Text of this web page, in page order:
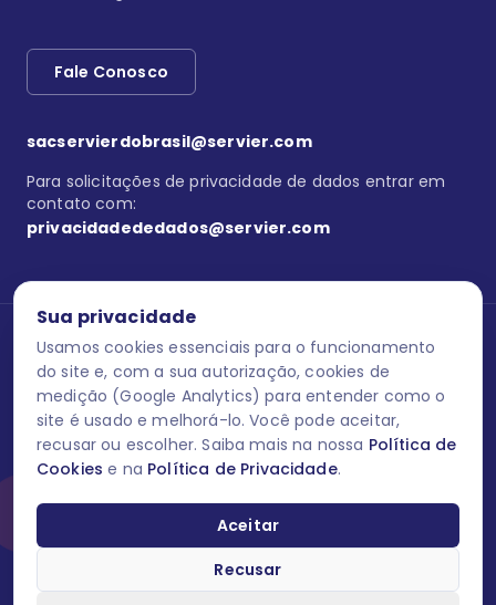
Sua privacidade
Usamos cookies essenciais para o funcionamento
do site e, com a sua autorização, cookies de
medição (Google Analytics) para entender como o
site é usado e melhorá-lo. Você pode aceitar,
recusar ou escolher. Saiba mais na nossa Política de
Cookies e na Política de Privacidade.
Aceitar
Recusar
Fale Conosco
sacservierdobrasil@servier.com
Para solicitações de privacidade de dados entrar em
contato com:
privacidadededados@servier.com
Se estiver no programa semprecuidando, comunique aquiuma
reação adversa com os produtos Servier. Este site contém
informações para o público leigo e para os profissionais de saúde
do Brasil habilitados a prescrever medicamentos. M-AS ONE-BR-
202606-00013 / Agosto 2026.
O laboratório Servier do Brasil respeita os seus dados! Caso deseje
dados pessoais você pode fazê-lo a qualquer momento entrando
em contato através do site www.semprecuidando.com.br na opção
fale conosco.